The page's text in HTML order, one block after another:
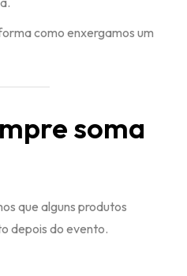
como enxergamos um
soma
que alguns produtos
depois do evento.